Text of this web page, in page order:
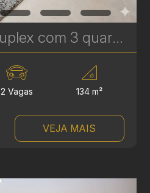
Apartamento duplex com 3 quartos à venda no Bigorrilho – 134m² – Brooklyn | Ref 622
2 Vagas 134 m²
VEJA MAIS